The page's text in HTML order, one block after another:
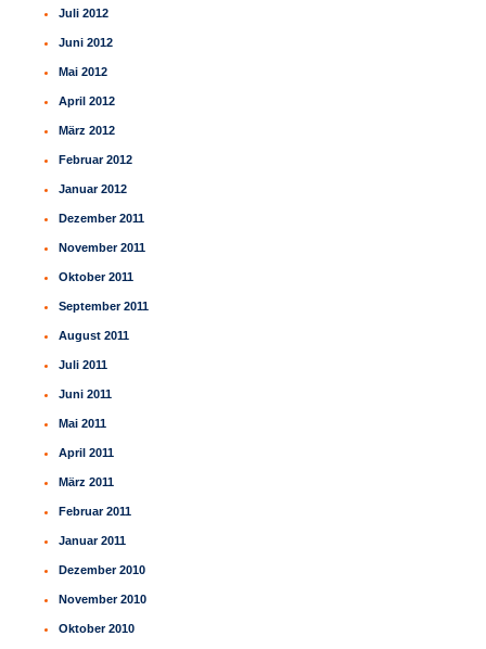
Juli 2012
Juni 2012
Mai 2012
April 2012
März 2012
Februar 2012
Januar 2012
Dezember 2011
November 2011
Oktober 2011
September 2011
August 2011
Juli 2011
Juni 2011
Mai 2011
April 2011
März 2011
Februar 2011
Januar 2011
Dezember 2010
November 2010
Oktober 2010